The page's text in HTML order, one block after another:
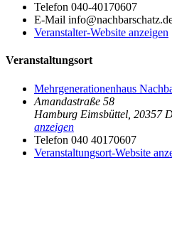
Telefon 040-40170607
E-Mail
Veranstalter-Website anzeigen
Veranstaltungsort
Mehrgenerationenhaus
Amandastraße 58
Hamburg Eimsbüttel 20357
anzeigen
Telefon 040 40170607
Veranstaltungsort-Website